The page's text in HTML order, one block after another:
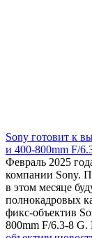
Sony готовит к
и 400-800mm F/
Февраль 2025
компании Sony.
в этом месяце
полнокадровых
фикс-объектив
800mm F/6.3-8 G.